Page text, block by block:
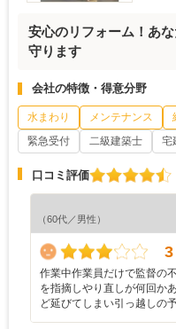
安心のリフォーム！あ
守ります
会社の特徴・得意分野
水まわり メンテナンス
緊急受付
二級建築士 宅
口コミ評価
（60代／男性）
3
作業中作業員だけで監督の
を指摘しやり直しが何回か
ど延びてしまい引っ越しの